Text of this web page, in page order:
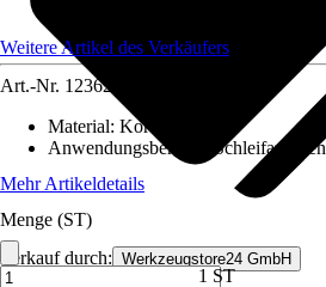
Verkauf durch: Werkzeugstore24 GmbH
Weitere Artikel des Verkäufers
Art.-Nr. 12362897
Material: Korund
Anwendungsbereich
Schleifarbeiten
Mehr Artikeldetails
Menge (ST)
1 ST